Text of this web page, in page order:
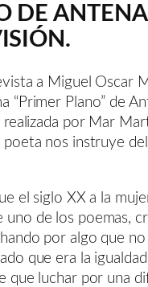
DE
a Miguel Oscar
“Primer Plano” de
realizada por Mar
poeta nos instruye
el siglo XX a la
uno de los poemas,
por algo que
que era la
que luchar por una